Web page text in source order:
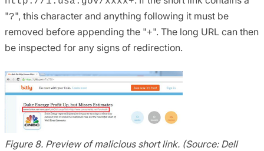
"?", this character and anything following it must be
removed before appending the "+". The long URL can then
be inspected for any signs of redirection.
Figure 8. Preview of malicious short link. (Source: Dell